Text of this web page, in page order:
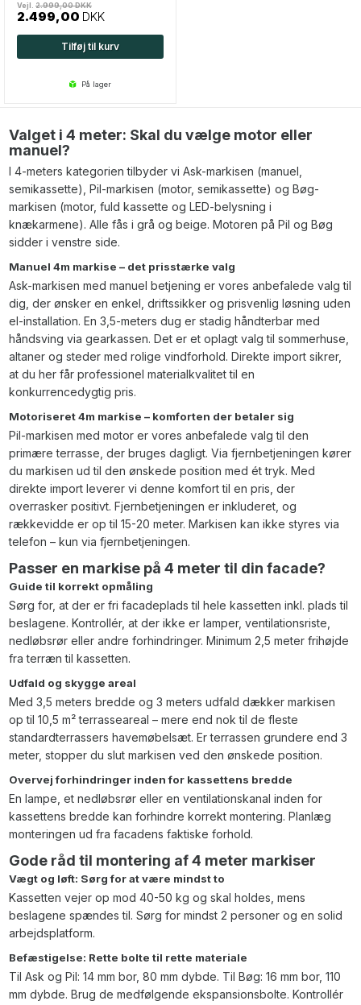
2.499,00 DKK
Vejl. 2.999,00DKK
Tilføj til kurv
på lager
Valget i 4 meter: Skal du vælge motor eller
manuel?
I 4-meters kategorien tilbyder vi Ask-markisen (manuel,
semikassette), Pil-markisen (motor, semikassette) og Bøg-
markisen (motor, fuld kassette og LED-belysning i
knækarmene). Alle fås i grå og beige. Motoren på Pil og Bøg
sidder i venstre side.
Manuel 4m markise – det prisstærke valg
Ask-markisen med manuel betjening er vores anbefalede valg til
dig, der ønsker en enkel, driftssikker og prisvenlig løsning uden
el-installation. En 3,5-meters dug er stadig håndterbar med
håndsving via gearkassen. Det er et oplagt valg til sommerhuse,
altaner og steder med rolige vindforhold. Direkte import sikrer,
at du her får professionel materialkvalitet til en
konkurrencedygtig pris.
Motoriseret 4m markise – komforten der betaler sig
Pil-markisen med motor er vores anbefalede valg til den
primære terrasse, der bruges dagligt. Via fjernbetjeningen kører
du markisen ud til den ønskede position med ét tryk. Med
direkte import leverer vi denne komfort til en pris, der
overrasker positivt. Fjernbetjeningen er inkluderet, og
rækkevidde er op til 15-20 meter. Markisen kan ikke styres via
telefon – kun via fjernbetjeningen.
Passer en markise på 4 meter til din facade?
Guide til korrekt opmåling
Sørg for, at der er fri facadeplads til hele kassetten inkl. plads til
beslagene. Kontrollér, at der ikke er lamper, ventilationsriste,
nedløbsrør eller andre forhindringer. Minimum 2,5 meter frihøjde
fra terræn til kassetten.
Udfald og skygge areal
Med 3,5 meters bredde og 3 meters udfald dækker markisen
op til 10,5 m² terrasseareal – mere end nok til de fleste
standardterrassers havemøbelsæt. Er terrassen grundere end 3
meter, stopper du slut markisen ved den ønskede position.
Overvej forhindringer inden for kassettens bredde
En lampe, et nedløbsrør eller en ventilationskanal inden for
kassettens bredde kan forhindre korrekt montering. Planlæg
monteringen ud fra facadens faktiske forhold.
Gode råd til montering af 4 meter markiser
Vægt og løft: Sørg for at være mindst to
Kassetten vejer op mod 40-50 kg og skal holdes, mens
beslagene spændes til. Sørg for mindst 2 personer og en solid
arbejdsplatform.
Befæstigelse: Rette bolte til rette materiale
Til Ask og Pil: 14 mm bor, 80 mm dybde. Til Bøg: 16 mm bor, 110
mm dybde. Brug de medfølgende ekspansionsbolte. Kontrollér